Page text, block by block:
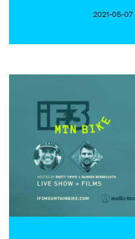
2021-05-07